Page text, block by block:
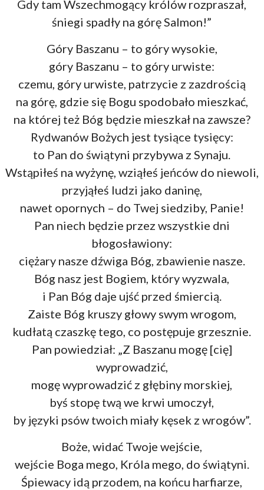
Gdy tam Wszechmogący królów rozpraszał,
śniegi spadły na górę Salmon!”
Góry Baszanu – to góry wysokie,
góry Baszanu – to góry urwiste:
czemu, góry urwiste, patrzycie z zazdrością
na górę, gdzie się Bogu spodobało mieszkać,
na której też Bóg będzie mieszkał na zawsze?
Rydwanów Bożych jest tysiące tysięcy:
to Pan do świątyni przybywa z Synaju.
Wstąpiłeś na wyżynę, wziąłeś jeńców do niewoli,
przyjąłeś ludzi jako daninę,
nawet opornych – do Twej siedziby, Panie!
Pan niech będzie przez wszystkie dni
błogosławiony:
ciężary nasze dźwiga Bóg, zbawienie nasze.
Bóg nasz jest Bogiem, który wyzwala,
i Pan Bóg daje ujść przed śmiercią.
Zaiste Bóg kruszy głowy swym wrogom,
kudłatą czaszkę tego, co postępuje grzesznie.
Pan powiedział: „Z Baszanu mogę [cię]
wyprowadzić,
mogę wyprowadzić z głębiny morskiej,
byś stopę twą we krwi umoczył,
by języki psów twoich miały kęsek z wrogów”.
Boże, widać Twoje wejście,
wejście Boga mego, Króla mego, do świątyni.
Śpiewacy idą przodem, na końcu harfiarze,